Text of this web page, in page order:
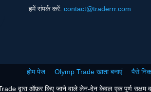
हमें संपर्क करें: contact@traderrr.com
होम पेज Olymp Trade खाता बनाएं पैसे
द्वारा ऑफ़र किए जाने वाले लेन-देन केवल एक पूर्ण सक्षम